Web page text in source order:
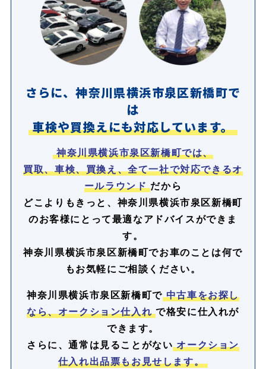
さらに、神奈川県横浜市泉区新橋町で
は
車検や買換えにも対応しています。
神奈川県横浜市泉区新橋町では、
買取、車検、買換え、全て一社で対応できるオ
ールラウンド だから
どこよりもきっと、神奈川県横浜市泉区新橋町
のお客様にとって最適なアドバイスができま
す。
神奈川県横浜市泉区新橋町でお車のことは何で
もお気軽にご相談ください。
神奈川県横浜市泉区新橋町で 中古車をお探し
なら、オークション仕入れ で格安に仕入れが
できます。
さらに、通常は見ることがない オークション
仕入れ出品票もお見せします。